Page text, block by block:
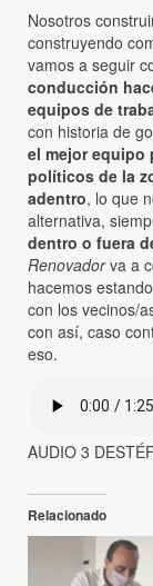
Nosotros
construyendo
vamos a seguir
conducción
equipos de
con historia de
el mejor equipo
políticos de la
adentro, lo que
alternativa,
dentro o fuera
Renovadorva a
hacemos
con los vecinos/
con así, caso
eso.
AUDIO 3
Relacionado